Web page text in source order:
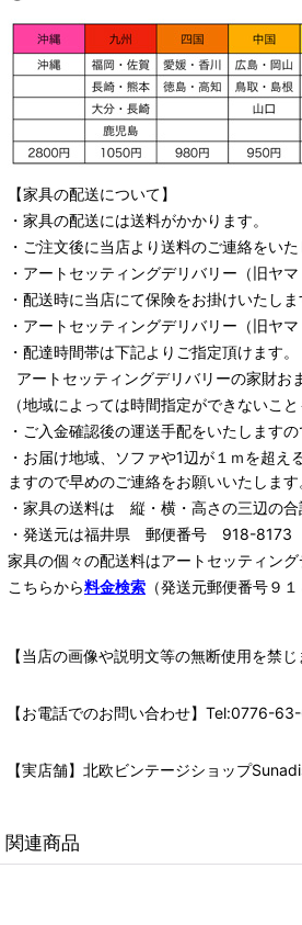
【家具の配送について】
・家具の配送には送料がかかります。
・ご注文後に当店より送料のご連絡をいた
・ アートセッティングデリバリー （旧ヤ
・配送時に当店にて保険をお掛けいたしま
・ アートセッティングデリバリー （旧ヤ
・配達時間帯は下記よりご指定頂けます。
アートセッティングデリバリーの家財お
（地域によっては時間指定ができないこ
・ご入金確認後の運送手配をいたします
・お届け地域、ソファや1辺が１ｍを超
ますので早めのご連絡をお願いいたします
・家具の送料は 縦・横・高さの三辺の合
・発送元は福井県 郵便番号 918-8173
家具の個々の配送料はアートセッティン
こちらから料金検索 （発送元郵便番号９
【当店の画像や説明文等の無断使用を禁じ
【お電話でのお問い合わせ】Tel:0776-
【実店舗】北欧ビンテージショップ
関連商品